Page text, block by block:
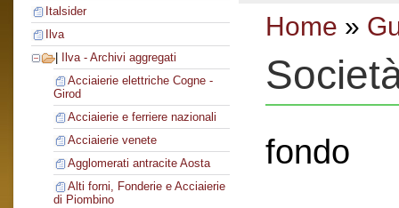
Italsider
Ilva
Ilva - Archivi aggregati
Acciaierie elettriche Cogne -
Girod
Acciaierie e ferriere nazionali
Acciaierie venete
Agglomerati antracite Aosta
Alti forni, Fonderie e Acciaierie
di Piombino
Home »
fondo